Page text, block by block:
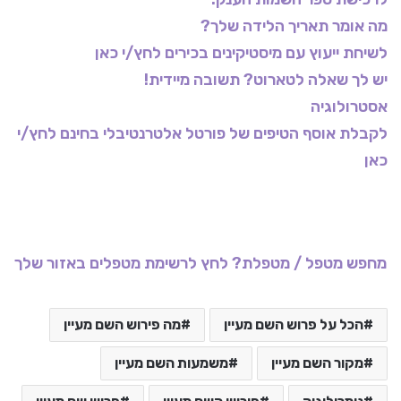
מה אומר תאריך הלידה שלך?
לשיחת ייעוץ עם מיסטיקינים בכירים לחץ/י כאן
יש לך שאלה לטארוט? תשובה מיידית!
אסטרולוגיה
לקבלת אוסף הטיפים של פורטל אלטרנטיבלי בחינם לחץ/י
כאן
מחפש מטפל / מטפלת? לחץ לרשימת מטפלים באזור שלך
הכל על פרוש השם מעיין מה פירוש השם מעיין
מקור השם מעיין משמעות השם מעיין